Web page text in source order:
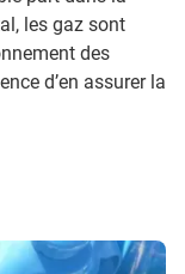
les gaz sont
des
d’en assurer la